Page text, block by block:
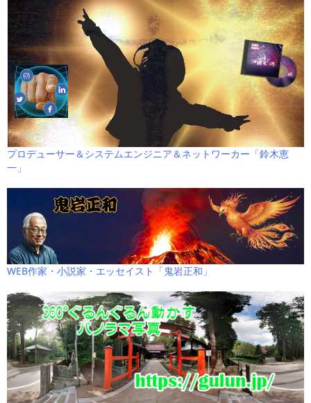
プロデューサー＆システムエンジニア＆ネットワーカー「鈴木恵
一」
WEB作家・小説家・エッセイスト「鬼岩正和」